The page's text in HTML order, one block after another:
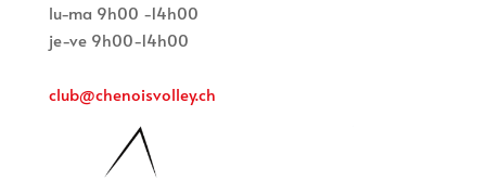
lu-ma 9h00 -14h00
je-ve 9h00-14h00
club@chenoisvolley.ch